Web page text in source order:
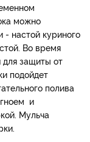
можно
- настой куриного
Во время
для защиты от
подойдет
полива
и
Мульча